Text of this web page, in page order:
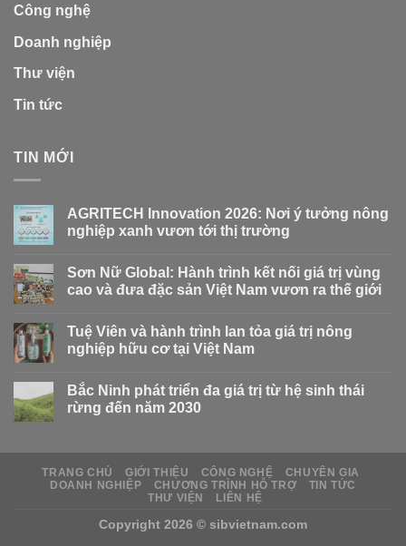
Công nghệ
Doanh nghiệp
Thư viện
Tin tức
TIN MỚI
AGRITECH Innovation 2026: Nơi ý tưởng nông
nghiệp xanh vươn tới thị trường
Sơn Nữ Global: Hành trình kết nối giá trị vùng
cao và đưa đặc sản Việt Nam vươn ra thế giới
Tuệ Viên và hành trình lan tỏa giá trị nông
nghiệp hữu cơ tại Việt Nam
Bắc Ninh phát triển đa giá trị từ hệ sinh thái
rừng đến năm 2030
TRANG CHỦ GIỚI THIỆU CÔNG NGHỆ
CHUYÊN GIA
DOANH NGHIỆP
CHƯƠNG TRÌNH HỖ TRỢ
TIN TỨC
THƯ VIỆN
LIÊN HỆ
Copyright 2026 © sibvietnam.com